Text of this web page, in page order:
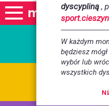
dyscypliną ,
W każdym
będziesz
wybór lub
wszystkich
menu
menu